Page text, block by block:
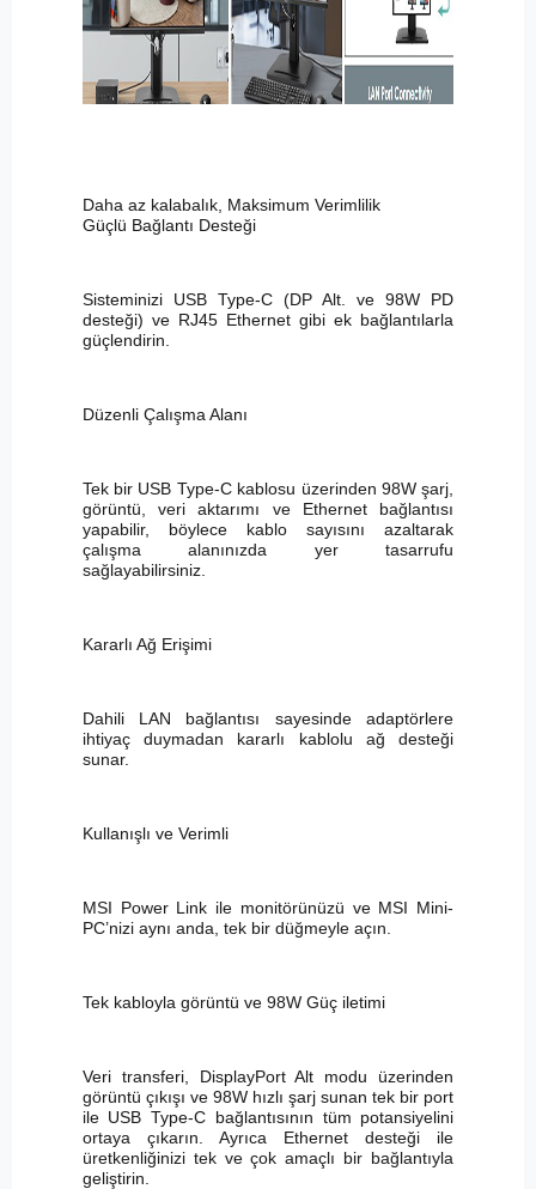
Daha az kalabalık, Maksimum Verimlilik
Güçlü Bağlantı Desteği
Sisteminizi USB Type-C (DP Alt. ve 98W PD
desteği) ve RJ45 Ethernet gibi ek bağlantılarla
güçlendirin.
Düzenli Çalışma Alanı
Tek bir USB Type-C kablosu üzerinden 98W şarj,
görüntü, veri aktarımı ve Ethernet bağlantısı
yapabilir, böylece kablo sayısını azaltarak
çalışma alanınızda yer tasarrufu
sağlayabilirsiniz.
Kararlı Ağ Erişimi
Dahili LAN bağlantısı sayesinde adaptörlere
ihtiyaç duymadan kararlı kablolu ağ desteği
sunar.
Kullanışlı ve Verimli
MSI Power Link ile monitörünüzü ve MSI Mini-
PC’nizi aynı anda, tek bir düğmeyle açın.
Tek kabloyla görüntü ve 98W Güç iletimi
Veri transferi, DisplayPort Alt modu üzerinden
görüntü çıkışı ve 98W hızlı şarj sunan tek bir port
ile USB Type-C bağlantısının tüm potansiyelini
ortaya çıkarın. Ayrıca Ethernet desteği ile
üretkenliğinizi tek ve çok amaçlı bir bağlantıyla
geliştirin.